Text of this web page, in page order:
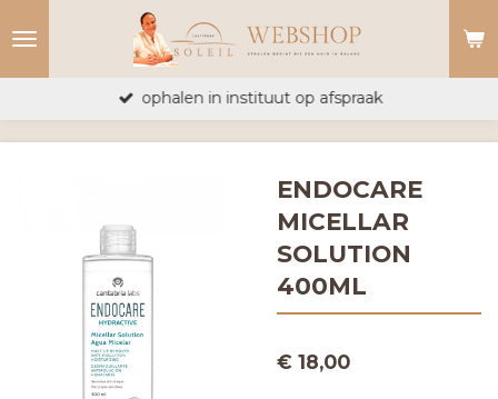
direct
hoofdinhoud
ophalen in instituut op afspraak
ENDOCARE
MICELLAR
SOLUTION
400ML
€ 18,00